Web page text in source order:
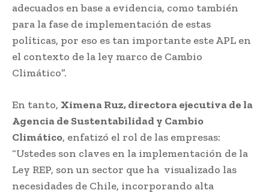
adecuados en base a evidencia, como también
para la fase de implementación de estas
políticas, por eso es tan importante este APL en
el contexto de la ley marco de Cambio
Climático”.
En tanto, Ximena Ruz, directora ejecutiva de la
Agencia de Sustentabilidad y Cambio
Climático, enfatizó el rol de las empresas:
“Ustedes son claves en la implementación de la
Ley REP, son un sector que ha visualizado las
necesidades de Chile, incorporando alta